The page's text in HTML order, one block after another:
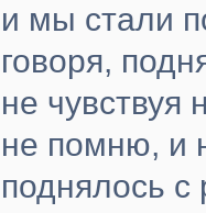
и мы стали
говоря,
не чувствуя
не помню, и
поднялось